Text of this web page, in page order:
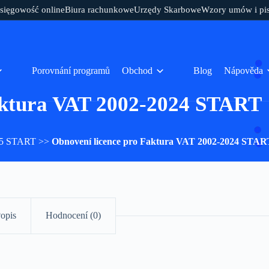
onlineBiura rachunkoweUrzędy SkarboweWzory umów i
Porovnání programů Obchod Blog Nápověda
VAT 2002-2024 START
START >> Obnovení licence pro Faktura VAT 2002-2024
Hodnocení (0)